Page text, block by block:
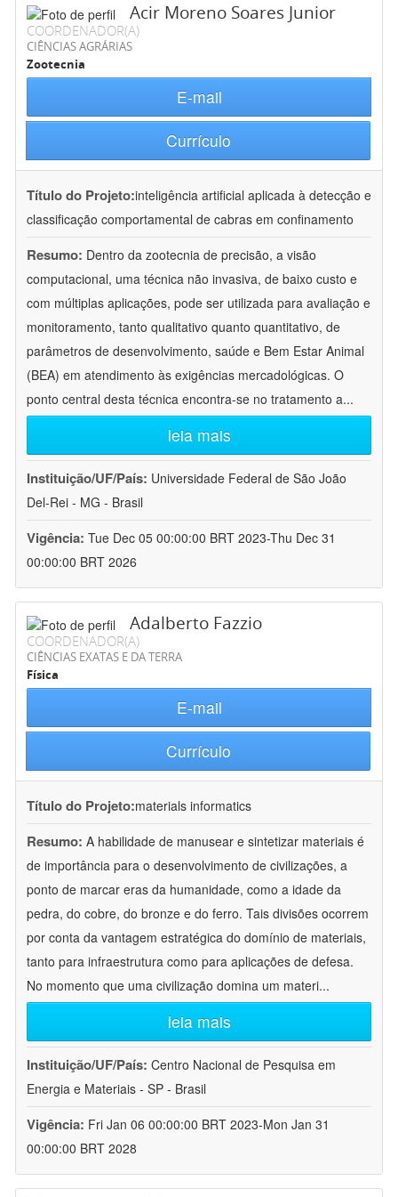
Acir Moreno Soares Junior
COORDENADOR(A)
CIÊNCIAS AGRÁRIAS
Zootecnia
E-mail
Currículo
Título do Projeto:inteligência artificial aplicada à detecção e
classificação comportamental de cabras em confinamento
Resumo: Dentro da zootecnia de precisão, a visão
computacional, uma técnica não invasiva, de baixo custo e
com múltiplas aplicações, pode ser utilizada para avaliação e
monitoramento, tanto qualitativo quanto quantitativo, de
parâmetros de desenvolvimento, saúde e Bem Estar Animal
(BEA) em atendimento às exigências mercadológicas. O
ponto central desta técnica encontra-se no tratamento a...
leia mais
Instituição/UF/País: Universidade Federal de São João
Del-Rei - MG - Brasil
Vigência: Tue Dec 05 00:00:00 BRT 2023-Thu Dec 31
00:00:00 BRT 2026
Adalberto Fazzio
COORDENADOR(A)
CIÊNCIAS EXATAS E DA TERRA
Física
E-mail
Currículo
Título do Projeto:materials informatics
Resumo: A habilidade de manusear e sintetizar materiais é
de importância para o desenvolvimento de civilizações, a
ponto de marcar eras da humanidade, como a idade da
pedra, do cobre, do bronze e do ferro. Tais divisões ocorrem
por conta da vantagem estratégica do domínio de materiais,
tanto para infraestrutura como para aplicações de defesa.
No momento que uma civilização domina um materi...
leia mais
Instituição/UF/País: Centro Nacional de Pesquisa em
Energia e Materiais - SP - Brasil
Vigência: Fri Jan 06 00:00:00 BRT 2023-Mon Jan 31
00:00:00 BRT 2028